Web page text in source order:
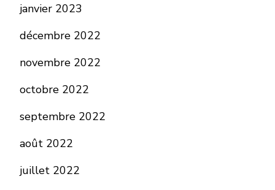
janvier 2023
décembre 2022
novembre 2022
octobre 2022
septembre 2022
août 2022
juillet 2022